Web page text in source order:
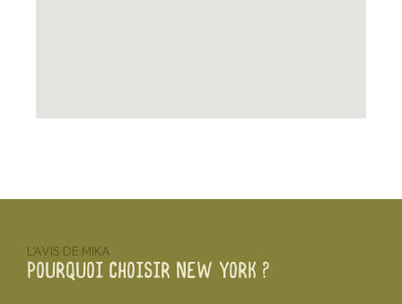
L'AVIS DE MIKA
Pourquoi choisir New York ?